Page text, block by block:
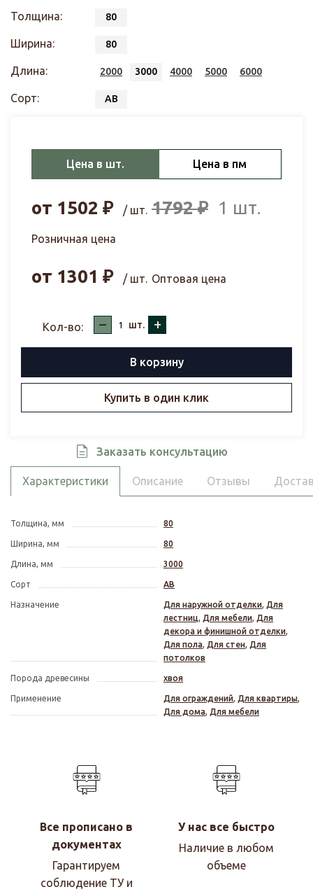
Толщина:
80
Ширина: 80
Длина: 2000 3000 4000 5000 6000
Сорт: АВ
Цена в шт. Цена в пм
от 1502 ₽ / шт. 1792₽ 1 шт.
Розничная цена
от 1301 ₽ / шт. Оптовая цена
Кол-во: – шт. +
В корзину
Купить в один клик
Заказать консультацию
Характеристики Описание Отзывы
Толщина, мм 80
Ширина, мм 80
Длина, мм 3000
Сорт АВ
Назначение Для наружной отделки, Для
лестниц, Для мебели, Для
декора и финишной отделки,
Для пола, Для стен, Для
потолков
Порода древесины хвоя
Применение Для ограждений, Для квартиры,
Для дома, Для мебели
Все прописано в
документах
Гарантируем
соблюдение ТУ и
У нас все быстро
Наличие в любом
объеме